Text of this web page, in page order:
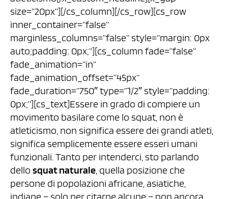
size=”20px”][/cs_column][/cs_row][cs_row
inner_container=”false”
marginless_columns=”false” style=”margin: 0px
auto;padding: 0px;”][cs_column fade=”false”
fade_animation=”in”
fade_animation_offset=”45px”
fade_duration=”750″ type=”1/2″ style=”padding:
0px;”][cs_text]Essere in grado di compiere un
movimento basilare come lo squat, non è
atleticismo, non significa essere dei grandi atleti,
significa semplicemente essere esseri umani
funzionali. Tanto per intenderci, sto parlando
dello squat naturale , quella posizione che
persone di popolazioni africane, asiatiche,
indiane – solo per citarne alcune – non ancora